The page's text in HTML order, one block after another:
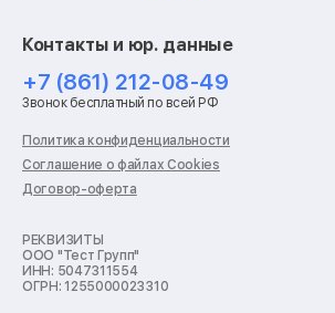
Ремонт роботов-пылесосов
Ремонт холодильников
Ремонт стиральных машин
Ремонт пылесосов
Ремонт варочных панелей
Ремонт духовых шкафов
Ремонт кондиционеров
Ремонт кухонных комбайнов
Ремонт морозильных камер
Ремонт отпаривателей
Ремонт плоттеров
Контакты и юр. данные
+7 (861) 212-08-49
Звонок бесплатный по всей РФ
Политика конфиденциальности
Соглашение о файлах Cookies
Договор-оферта
РЕКВИЗИТЫ
ООО "Тест Групп"
ИНН: 5047311554
ОГРН: 1255000023310